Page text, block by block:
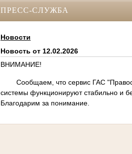
ПРЕСС-СЛУЖБА
Новости
Новость от 12.02.2026
ВНИМАНИЕ!
Сообщаем, что сервис ГАС
системы функционируют стабильно и
Благодарим за понимание.